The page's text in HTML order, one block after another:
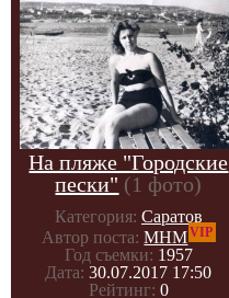
На пляже "Городские
пески" (1 фото)
Категория: Саратов
Автор поста: МНМVIP
Год съемки: 1957
Дата: 30.07.2017 17:50
Рейтинг: 0